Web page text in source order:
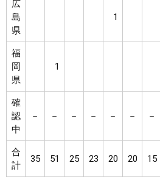
広
島
県
1
福
岡
県
1
確
認
中
－ － － － － － －
合
計
35 51 25 23 20 20 15